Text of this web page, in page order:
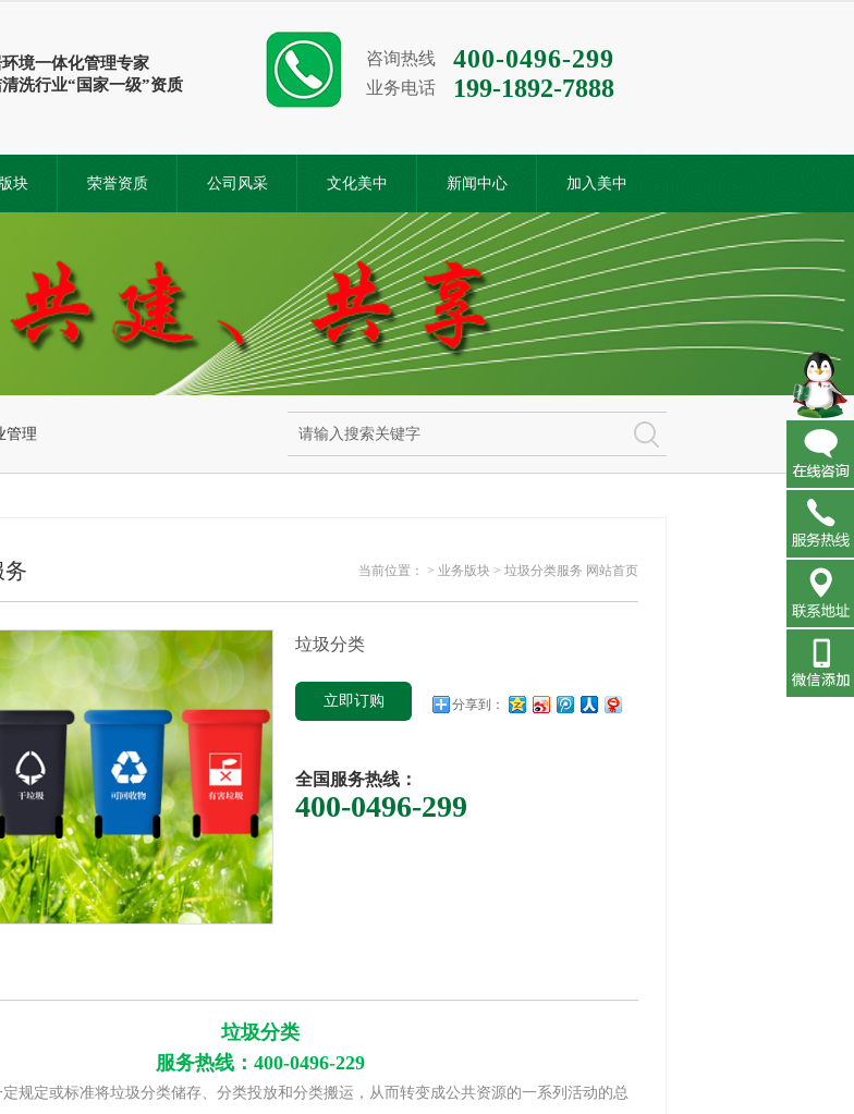
境一体化管理专家
洗行业“国家一级”资质
咨询热线 400-0496-299
业务电话 199-1892-7888
块 荣誉资质 公司风采 文化美中 新闻中心 加入美中
管理
当前位置： > 业务版块 > 垃圾分类服务 网站首页
务
垃圾分类
立即订购 分享到：
全国服务热线：
400-0496-299
垃圾分类
服务热线：400-0496-229
规定或标准将垃圾分类储存、分类投放和分类搬运，从而转变成公共资源的一系列活动的总
在线咨
询
联系地